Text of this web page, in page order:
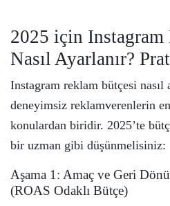
2025 için Instagram
Nasıl Ayarlanır?
Instagram reklam bütçesi nasıl
deneyimsiz reklamverenlerin
konulardan biridir. 2025’te
bir uzman gibi düşünmelisiniz:
Aşama 1: Amaç ve Geri
(ROAS Odaklı Bütçe)